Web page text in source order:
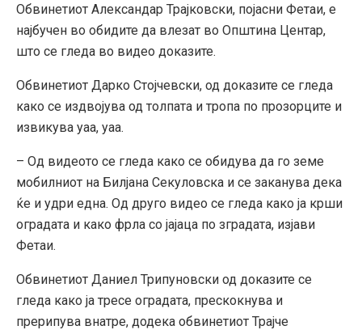
Обвинетиот Александар Трајковски, појасни Фетаи, е
најбучен во обидите да влезат во Општина Центар,
што се гледа во видео доказите.
Обвинетиот Дарко Стојчевски, од доказите се гледа
како се издвојува од толпата и тропа по прозорците и
извикува уаа, уаа.
– Од видеото се гледа како се обидува да го земе
мобилниот на Билjана Секуловска и се заканува дека
ќе и удри една. Од друго видео се гледа како ја крши
оградата и како фрла со јајаца по зградата, изјави
Фетаи.
Обвинетиот Даниел Трипуновски од доказите се
гледа како ја тресе оградата, прескокнува и
прерипува внатре, додека обвинетиот Трајче